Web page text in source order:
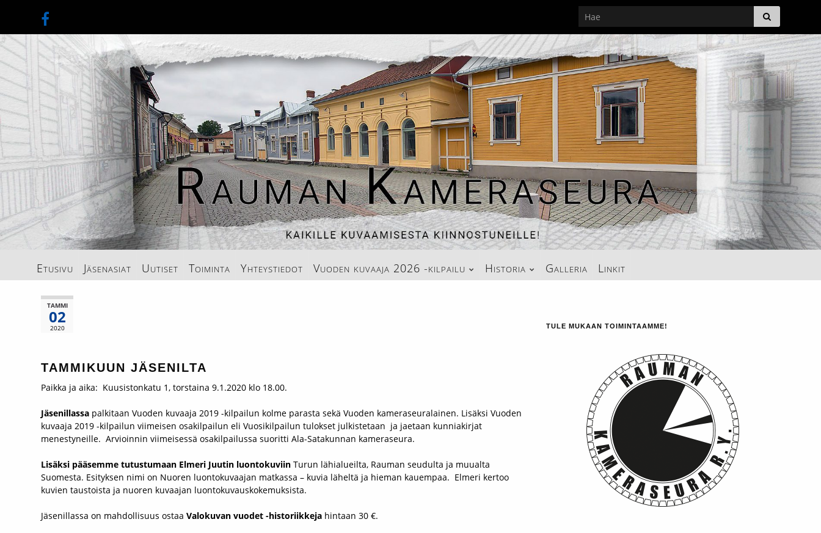
Etusivu Jäsenasiat Uutiset Toiminta Yhteystiedot Vuoden kuvaaja 2026 -kilpailu Historia Galleria Linkit
TAMMI
02
2020
TAMMIKUUN JÄSENILTA
Paikka ja aika: Kuusistonkatu 1, torstaina 9.1.2020 klo 18.00.
Jäsenillassa palkitaan Vuoden kuvaaja 2019 -kilpailun kolme parasta sekä Vuoden kameraseuralainen. Lisäksi Vuoden
kuvaaja 2019 -kilpailun viimeisen osakilpailun eli Vuosikilpailun tulokset julkistetaan ja jaetaan kunniakirjat
menestyneille. Arvioinnin viimeisessä osakilpailussa suoritti Ala-Satakunnan kameraseura.
Lisäksi pääsemme tutustumaan Elmeri Juutin luontokuviin Turun lähialueilta, Rauman seudulta ja muualta
Suomesta. Esityksen nimi on Nuoren luontokuvaajan matkassa – kuvia läheltä ja hieman kauempaa. Elmeri kertoo
kuvien taustoista ja nuoren kuvaajan luontokuvauskokemuksista.
Jäsenillassa on mahdollisuus ostaa Valokuvan vuodet -historiikkeja hintaan 30 €.
TULE MUKAAN TOIMINTAAMME!